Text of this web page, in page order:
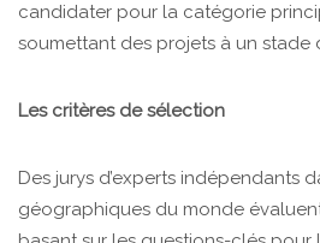
candidater pour la catégorie
soumettant des projets à un
Les critères de sélection
Des jurys d’experts indépendants
géographiques du monde